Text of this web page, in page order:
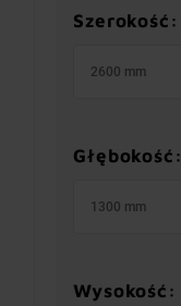
Szerokość:
2600 mm
Głębokość:
1300 mm
Wysokość: